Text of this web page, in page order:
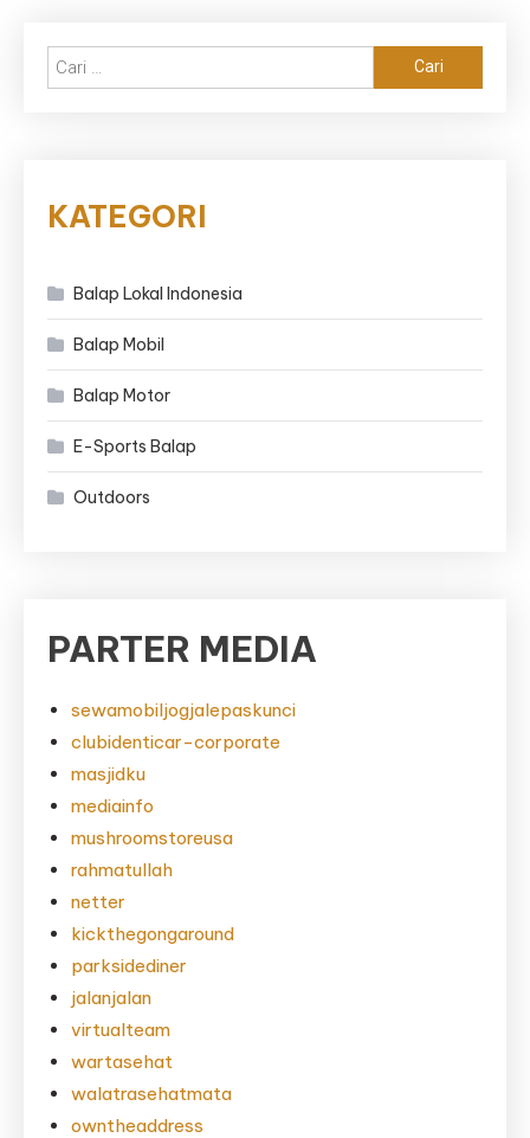
untuk:
KATEGORI
Balap Lokal Indonesia
Balap Mobil
Balap Motor
E-Sports Balap
Outdoors
PARTER MEDIA
sewamobiljogjalepaskunci
clubidenticar-corporate
masjidku
mediainfo
mushroomstoreusa
rahmatullah
netter
kickthegongaround
parksidediner
jalanjalan
virtualteam
wartasehat
walatrasehatmata
owntheaddress